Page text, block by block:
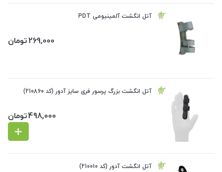
آتل انگشت آلمینیومی PDT
269,000تومان
آتل انگشت بزرگ پرسور فری سایز آدور (کد 210860)
498,000تومان
آتل انگشت آدور (کد 210010)